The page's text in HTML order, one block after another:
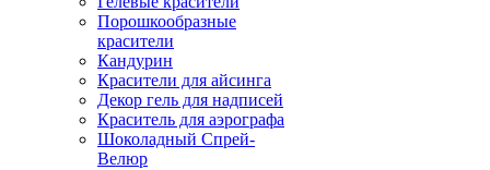
Порошкообразные
красители
Кандурин
Красители для айсинга
Декор гель для надписей
Краситель для аэрографа
Шоколадный Спрей-
Велюр